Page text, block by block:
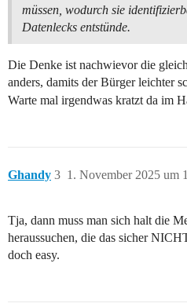
müssen, wodurch sie
Datenlecks entstünde.
Die Denke ist nachwievor die
anders, damits der Bürger leichter
Warte mal irgendwas kratzt da im
Ghandy 1. November 2025 um
3
Tja, dann muss man sich halt die
heraussuchen, die das sicher
doch easy.